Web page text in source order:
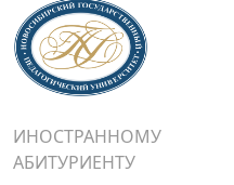
ИНОСТРАННОМУ
АБИТУРИЕНТУ